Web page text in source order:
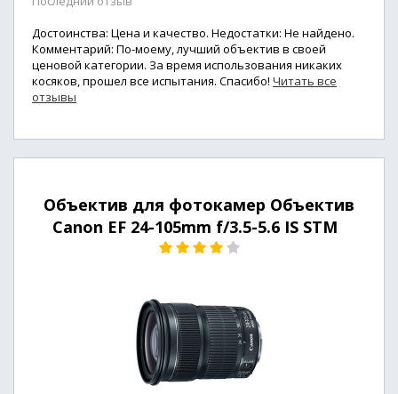
Достоинства: Цена и качество. Недостатки: Не найдено.
Комментарий: По-моему, лучший объектив в своей
ценовой категории. За время использования никаких
косяков, прошел все испытания. Спасибо! Читать все
отзывы
Объектив для фотокамер Объектив
Canon EF 24-105mm f/3.5-5.6 IS STM